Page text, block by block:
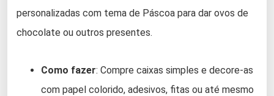
personalizadas com tema de Páscoa para dar ovos de
chocolate ou outros presentes.
Como fazer: Compre caixas simples e decore-as
com papel colorido, adesivos, fitas ou até mesmo